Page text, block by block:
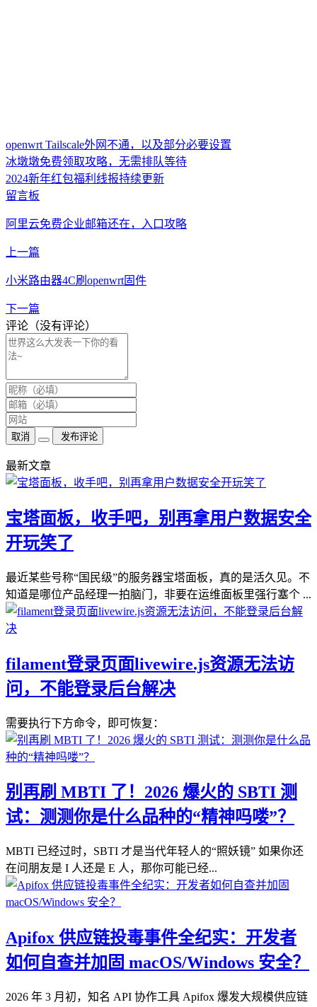
openwrt Tailscale外网不通，以及部分必要设置
冰墩墩免费领取攻略，无需排队等待
2024新年红包福利线报持续更新
留言板
阿里云免费企业邮箱还在，入口攻略
上一篇
小米路由器4C刷openwrt固件
下一篇
评论（没有评论）
取消 发布评论
最新文章
宝塔面板，收手吧，别再拿用户数据安全
开玩笑了
最近某些号称“国民级”的服务器宝塔面板，真的是活久见。不
知道是哪位产品经理一拍脑门，非要在运维面板里强行塞个 ...
filament登录页面livewire.js资源无法访
问，不能登录后台解决
需要执行下方命令，即可恢复：
别再刷 MBTI 了！2026 爆火的 SBTI 测
试：测测你是什么品种的“精神吗喽”？
MBTI 已经过时，SBTI 才是当代年轻人的“照妖镜” 如果你还
在问朋友是 I 人还是 E 人，那你可能已经...
Apifox 供应链投毒事件全纪实：开发者
如何自查并加固 macOS/Windows 安全？
2026 年 3 月初，知名 API 协作工具 Apifox 爆发大规模供应链